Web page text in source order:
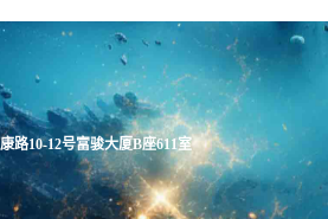
路10-12号富骏大厦B座611室